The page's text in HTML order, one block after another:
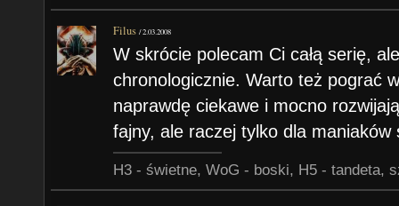
Filus /2.03.2008
W skrócie polecam Ci całą serię,
chronologicznie. Warto też pograć
naprawdę ciekawe i mocno
fajny, ale raczej tylko dla maniaków
H3 - świetne, WoG - boski, H5 - tandeta,